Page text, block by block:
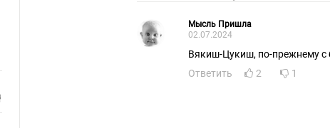
Мысль Пришла
02.07.2024
Вякиш-Цукиш, по-прежнему с
Ответить
2 1